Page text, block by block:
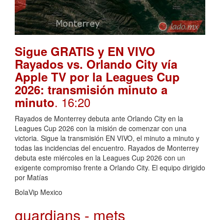
Sigue GRATIS y EN VIVO
Rayados vs. Orlando City vía
Apple TV por la Leagues Cup
2026: transmisión minuto a
minuto. 16:20
Rayados de Monterrey debuta ante Orlando City en la
Leagues Cup 2026 con la misión de comenzar con una
victoria. Sigue la transmisión EN VIVO, el minuto a minuto y
todas las incidencias del encuentro. Rayados de Monterrey
debuta este miércoles en la Leagues Cup 2026 con un
exigente compromiso frente a Orlando City. El equipo dirigido
por Matías
BolaVip Mexico
guardians - mets